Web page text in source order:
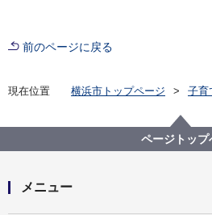
前のページに戻る
現在位置 横浜市トップページ
子育
よこはま教師塾アイ・カレッジ
ページトップ
メニュー